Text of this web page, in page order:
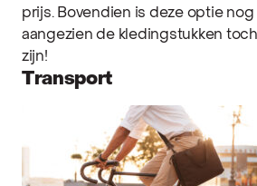
prijs. Bovendien is deze optie
aangezien de kledingstukken
zijn!
Transport